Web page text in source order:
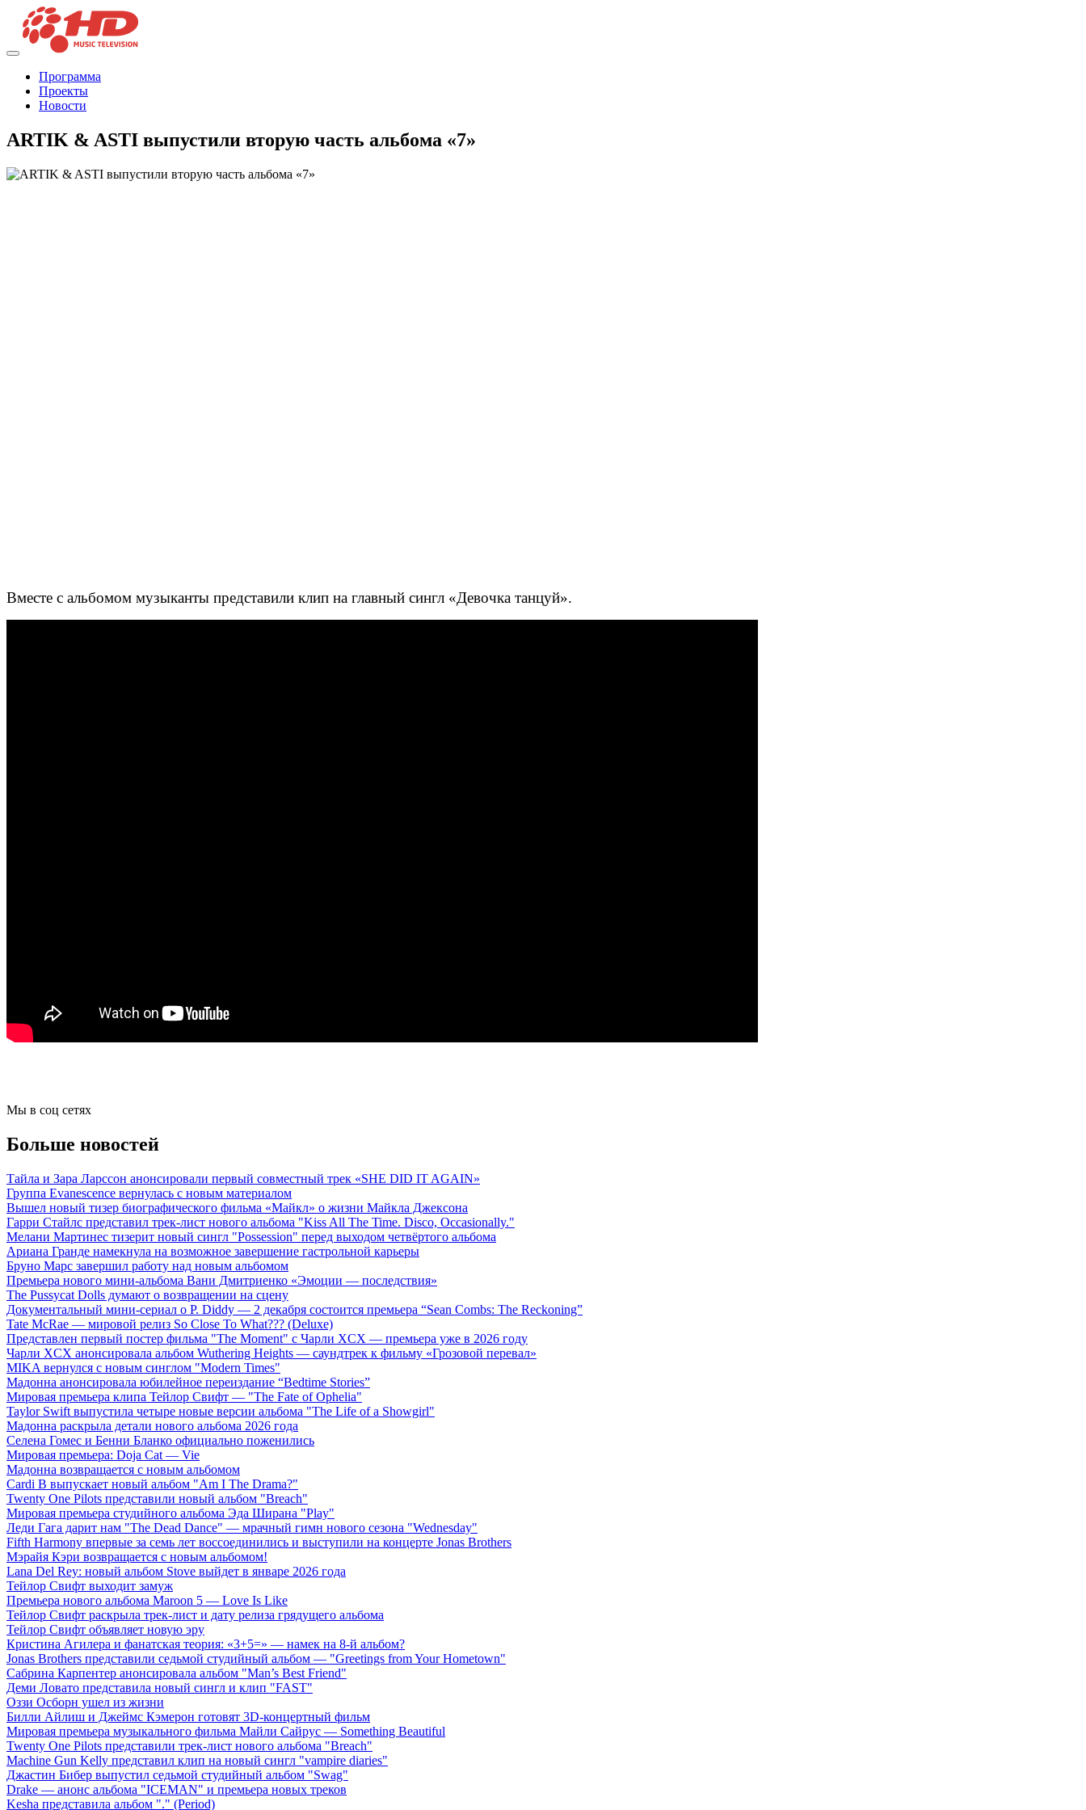
Программа
Проекты
Новости
ARTIK & ASTI выпустили вторую часть альбома «7»
Вместе с альбомом музыканты представили клип на главный сингл «Девочка танцуй».
Мы в соц сетях
Больше новостей
Тайла и Зара Ларссон анонсировали первый совместный трек «SHE DID IT AGAIN»
Группа Evanescence вернулась с новым материалом
Вышел новый тизер биографического фильма «Майкл» о жизни Майкла Джексона
Гарри Стайлс представил трек-лист нового альбома "Kiss All The Time. Disco, Occasionally."
Мелани Мартинес тизерит новый сингл "Possession" перед выходом четвёртого альбома
Ариана Гранде намекнула на возможное завершение гастрольной карьеры
Бруно Марс завершил работу над новым альбомом
Премьера нового мини-альбома Вани Дмитриенко «Эмоции — последствия»
The Pussycat Dolls думают о возвращении на сцену
Документальный мини-сериал о P. Diddy — 2 декабря состоится премьера “Sean Combs: The Reckoning”
Tate McRae — мировой релиз So Close To What??? (Deluxe)
Представлен первый постер фильма "The Moment" с Чарли XCX — премьера уже в 2026 году
Чарли XCX анонсировала альбом Wuthering Heights — саундтрек к фильму «Грозовой перевал»
MIKA вернулся с новым синглом "Modern Times"
Мадонна анонсировала юбилейное переиздание “Bedtime Stories”
Мировая премьера клипа Тейлор Свифт — "The Fate of Ophelia"
Taylor Swift выпустила четыре новые версии альбома "The Life of a Showgirl"
Мадонна раскрыла детали нового альбома 2026 года
Селена Гомес и Бенни Бланко официально поженились
Мировая премьера: Doja Cat — Vie
Мадонна возвращается с новым альбомом
Cardi B выпускает новый альбом "Am I The Drama?"
Twenty One Pilots представили новый альбом "Breach"
Мировая премьера студийного альбома Эда Ширана "Play"
Леди Гага дарит нам "The Dead Dance" — мрачный гимн нового сезона "Wednesday"
Fifth Harmony впервые за семь лет воссоединились и выступили на концерте Jonas Brothers
Мэрайя Кэри возвращается с новым альбомом!
Lana Del Rey: новый альбом Stove выйдет в январе 2026 года
Тейлор Свифт выходит замуж
Премьера нового альбома Maroon 5 — Love Is Like
Тейлор Свифт раскрыла трек-лист и дату релиза грядущего альбома
Тейлор Свифт объявляет новую эру
Кристина Агилера и фанатская теория: «3+5=» — намек на 8-й альбом?
Jonas Brothers представили седьмой студийный альбом — "Greetings from Your Hometown"
Сабрина Карпентер анонсировала альбом "Man’s Best Friend"
Деми Ловато представила новый сингл и клип "FAST"
Оззи Осборн ушел из жизни
Билли Айлиш и Джеймс Кэмерон готовят 3D-концертный фильм
Мировая премьера музыкального фильма Майли Сайрус — Something Beautiful
Twenty One Pilots представили трек-лист нового альбома "Breach"
Machine Gun Kelly представил клип на новый сингл "vampire diaries"
Джастин Бибер выпустил седьмой студийный альбом "Swag"
Drake — анонс альбома "ICEMAN" и премьера новых треков
Kesha представила альбом "." (Period)